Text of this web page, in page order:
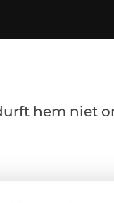
hem niet